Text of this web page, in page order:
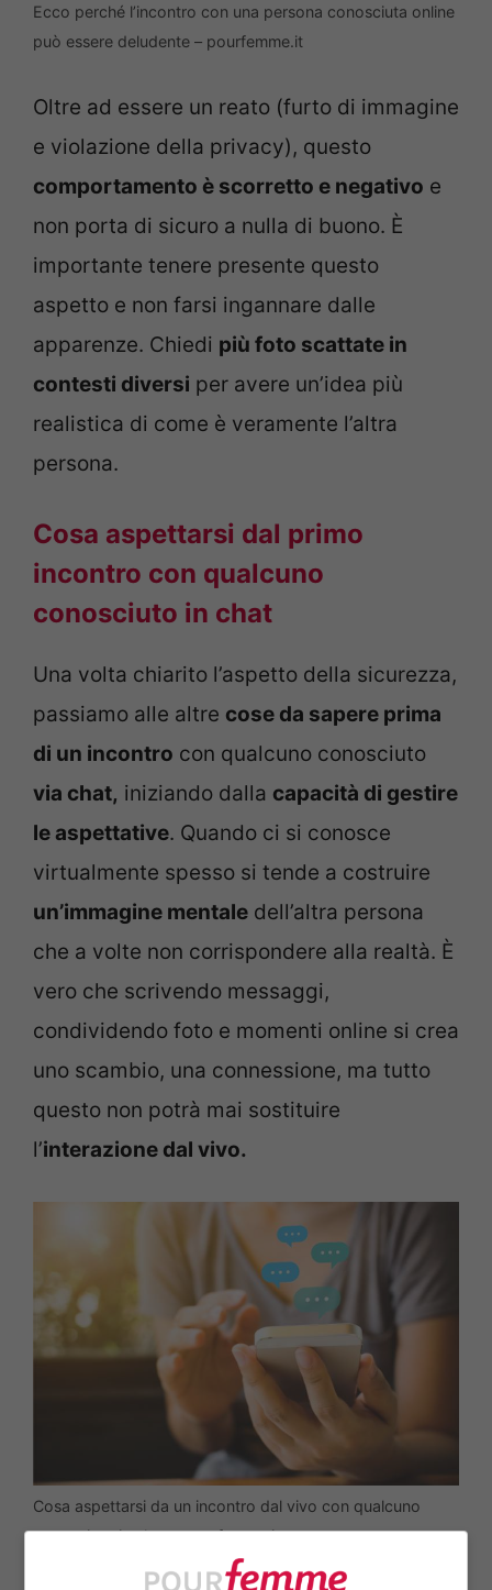
Ecco perché l’incontro con una persona conosciuta online
può essere deludente – pourfemme.it
Oltre ad essere un reato (furto di immagine
e violazione della privacy), questo
comportamento è scorretto e negativo e
non porta di sicuro a nulla di buono. È
importante tenere presente questo
aspetto e non farsi ingannare dalle
apparenze. Chiedi più foto scattate in
contesti diversi per avere un’idea più
realistica di come è veramente l’altra
persona.
Cosa aspettarsi dal primo
incontro con qualcuno
conosciuto in chat
Una volta chiarito l’aspetto della sicurezza,
passiamo alle altre cose da sapere prima
di un incontro con qualcuno conosciuto
via chat, iniziando dalla capacità di gestire
le aspettative. Quando ci si conosce
virtualmente spesso si tende a costruire
un’immagine mentale dell’altra persona
che a volte non corrispondere alla realtà. È
vero che scrivendo messaggi,
condividendo foto e momenti online si crea
uno scambio, una connessione, ma tutto
questo non potrà mai sostituire
l’interazione dal vivo.
Cosa aspettarsi da un incontro dal vivo con qualcuno
conosciuto in chat – pourfemme.it